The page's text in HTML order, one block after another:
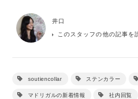
井口
このスタッフの他の記事を
soutiencollar ステンカラー
マドリガルの新着情報 社内回覧